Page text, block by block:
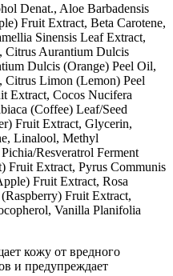
Denat., Aloe Barbadensis
Fruit Extract, Beta Carotene,
Sinensis Leaf Extract,
Citrus Aurantium Dulcis
Dulcis (Orange) Peel Oil,
Citrus Limon (Lemon) Peel
Extract, Cocos Nucifera
(Coffee) Leaf/Seed
Fruit Extract, Glycerin,
Linalool, Methyl
Resveratrol Ferment
Fruit Extract, Pyrus Communis
Fruit Extract, Rosa
Fruit Extract,
Vanilla Planifolia
кожу от вредного
и предупреждает